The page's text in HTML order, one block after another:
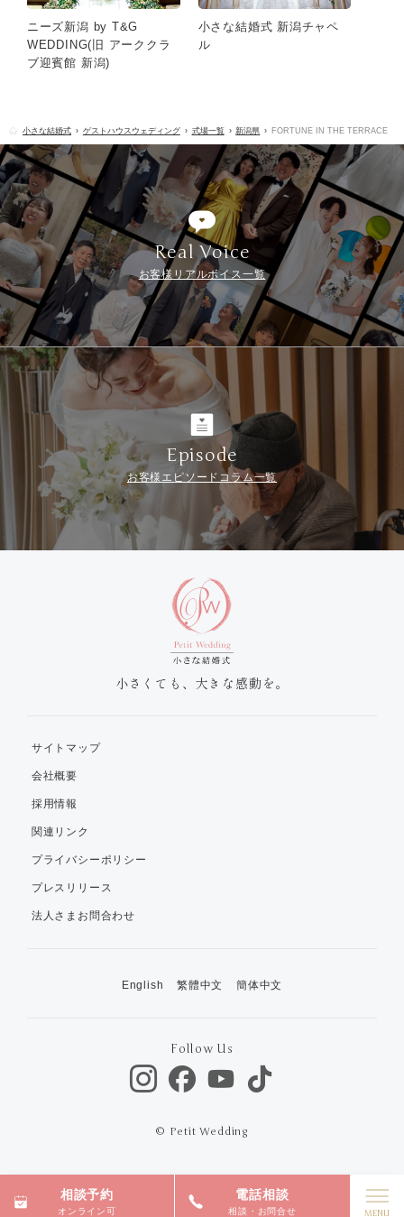
ニーズ新潟 by T&G
WEDDING(旧 アーククラ
ブ迎賓館 新潟)
小さな結婚式 新潟チャペ
ル
小さな結婚式 ゲストハウスウェディング 式場一覧 新潟県 FORTUNE IN THE TERRACE
相談予約
オンライン可
電話相談
相談・お問合せ
Real Voice
お客様リアルボイス一覧
Episode
お客様エピソードコラム一覧
小さくても、大きな感動を。
サイトマップ
会社概要
採用情報
関連リンク
プライバシーポリシー
プレスリリース
法人さまお問合わせ
English 繁體中文 簡体中文
Follow Us
© Petit Wedding